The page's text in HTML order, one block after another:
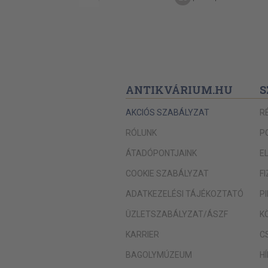
ANTIKVÁRIUM.HU
AKCIÓS SZABÁLYZAT
RÓLUNK
ÁTADÓPONTJAINK
COOKIE SZABÁLYZAT
ADATKEZELÉSI TÁJÉKOZTATÓ
ÜZLETSZABÁLYZAT/ÁSZF
KARRIER
BAGOLYMÚZEUM